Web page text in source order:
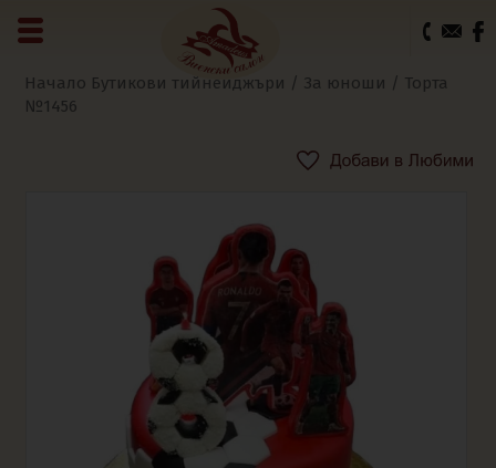
0
Начало Бутикови тийнейджъри / За юноши / Торта
№1456